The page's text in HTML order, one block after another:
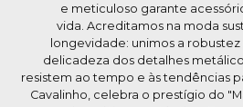
e meticuloso garante
vida. Acreditamos na moda
longevidade: unimos a
delicadeza dos detalhes
resistem ao tempo e às tendências
Cavalinho, celebra o prestígio do